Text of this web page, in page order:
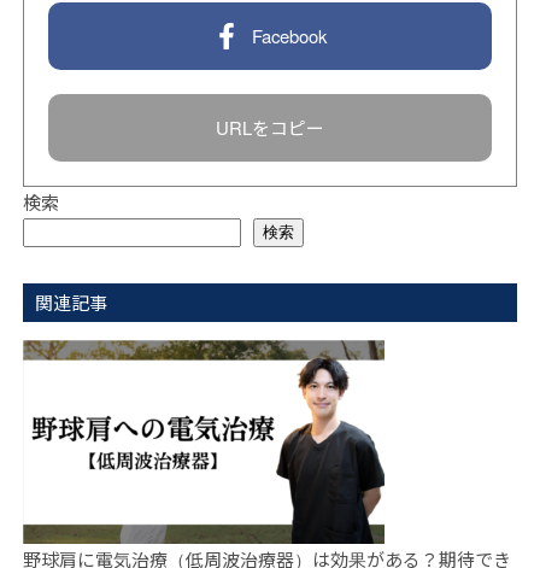
Facebook
URLをコピー
検索
検索
関連記事
野球肩に電気治療（低周波治療器）は効果がある？期待でき